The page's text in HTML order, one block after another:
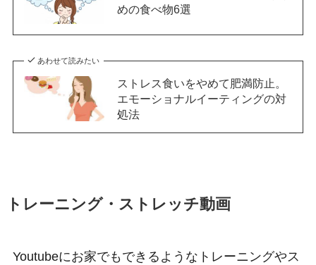
めの食べ物6選
あわせて読みたい
ストレス食いをやめて肥満防止。
エモーショナルイーティングの対
処法
トレーニング・ストレッチ動画
Youtubeにお家でもできるようなトレーニングやス